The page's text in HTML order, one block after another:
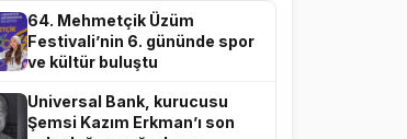
64. Mehmetçik Üzüm
Festivali’nin 6. gününde spor
ve kültür buluştu
Universal Bank, kurucusu
Şemsi Kazım Erkman’ı son